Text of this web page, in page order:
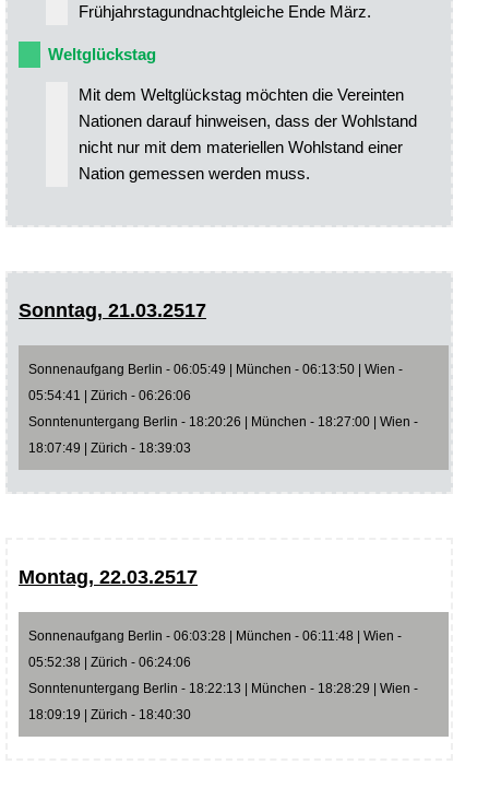
Frühjahrstagundnachtgleiche Ende März.
Weltglückstag
Mit dem Weltglückstag möchten die Vereinten
Nationen darauf hinweisen, dass der Wohlstand
nicht nur mit dem materiellen Wohlstand einer
Nation gemessen werden muss.
Sonntag, 21.03.2517
Sonnenaufgang Berlin - 06:05:49 | München - 06:13:50 | Wien -
05:54:41 | Zürich - 06:26:06
Sonntenuntergang Berlin - 18:20:26 | München - 18:27:00 | Wien -
18:07:49 | Zürich - 18:39:03
Montag, 22.03.2517
Sonnenaufgang Berlin - 06:03:28 | München - 06:11:48 | Wien -
05:52:38 | Zürich - 06:24:06
Sonntenuntergang Berlin - 18:22:13 | München - 18:28:29 | Wien -
18:09:19 | Zürich - 18:40:30